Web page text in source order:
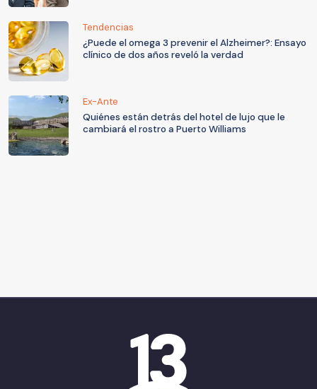
Tendencias
¿Puede el omega 3 prevenir el Alzheimer?: Ensayo
clínico de dos años reveló la verdad
Ex-Ante
Quiénes están detrás del hotel de lujo que le
cambiará el rostro a Puerto Williams